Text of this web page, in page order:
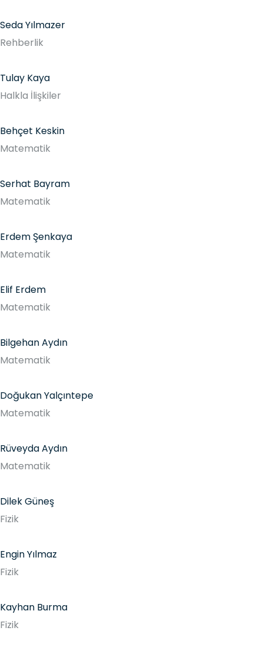
Seda Yılmazer
Rehberlik
Tulay Kaya
Halkla İlişkiler
Behçet Keskin
Matematik
Serhat Bayram
Matematik
Erdem Şenkaya
Matematik
Elif Erdem
Matematik
Bilgehan Aydın
Matematik
Doğukan Yalçıntepe
Matematik
Rüveyda Aydın
Matematik
Dilek Güneş
Fizik
Engin Yılmaz
Fizik
Kayhan Burma
Fizik